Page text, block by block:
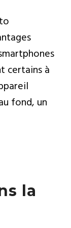
certains à
fond, un
la